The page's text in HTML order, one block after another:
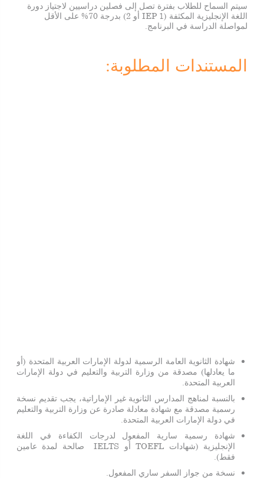
سيتم السماح للطلاب بفترة تصل إلى فصلين دراسيين لاجتياز دورة
اللغة الإنجليزية المكثفة (IEP 1 أو 2) بدرجة 70% على الأقل
لمواصلة الدراسة في البرنامج.
المستندات المطلوبة:
شهادة الثانوية العامة الرسمية لدولة الإمارات العربية المتحدة (أو
ما يعادلها) مصدقة من وزارة التربية والتعليم في دولة الإمارات
العربية المتحدة.
بالنسبة لمناهج المدارس الثانوية غير الإماراتية، يجب تقديم نسخة
رسمية مصدقة مع شهادة معادلة صادرة عن وزارة التربية والتعليم
في دولة الإمارات العربية المتحدة.
شهادة رسمية سارية المفعول لدرجات الكفاءة في اللغة
الإنجليزية (شهادات TOEFL أو IELTS صالحة لمدة عامين
فقط).
نسخة من جواز السفر ساري المفعول.